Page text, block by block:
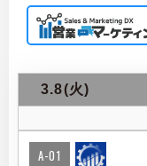
3.8(火)
A-01